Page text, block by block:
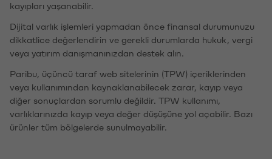
kayıpları yaşanabilir.
Dijital varlık işlemleri yapmadan önce finansal durumunuzu
dikkatlice değerlendirin ve gerekli durumlarda hukuk, vergi
veya yatırım danışmanınızdan destek alın.
Paribu, üçüncü taraf web sitelerinin (TPW) içeriklerinden
veya kullanımından kaynaklanabilecek zarar, kayıp veya
diğer sonuçlardan sorumlu değildir. TPW kullanımı,
varlıklarınızda kayıp veya değer düşüşüne yol açabilir. Bazı
ürünler tüm bölgelerde sunulmayabilir.